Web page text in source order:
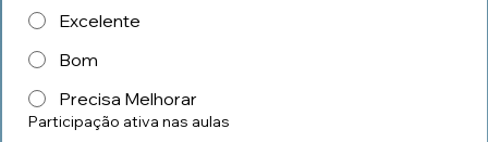
Excelente
Bom
Precisa Melhorar
Participação ativa nas aulas